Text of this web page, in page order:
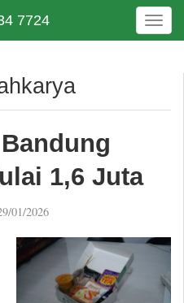
7724
T
o
e
t
1,6 Juta
01/2026